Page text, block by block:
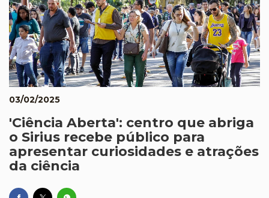
03/02/2025
'Ciência Aberta': centro que abriga
o Sirius recebe público para
apresentar curiosidades e atrações
da ciência